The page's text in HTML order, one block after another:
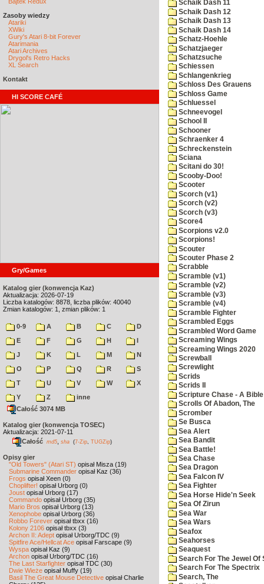
Zasoby wiedzy
Atariki
XWiki
Gury's Atari 8-bit Forever
Atarimania
Atari Archives
Drygol's Retro Hacks
XL Search
Kontakt
HI SCORE CAFÉ
Gry/Games
Katalog gier (konwencja Kaz)
Aktualizacja: 2026-07-19
Liczba katalogów: 8878, liczba plików: 40040
Zmian katalogów: 1, zmian plików: 1
0-9 A B C
D
E
F G H
I
J
K L M
N
O
P Q R
S
T
U V W
X
Y
Z
inne
Całość 3074 MB
Katalog gier (konwencja TOSEC)
Aktualizacja: 2021-07-11
Całość md5 sha (7-Zip TUGZip)
Opisy gier
"Old Towers" (Atari ST) opisał Misza (19)
Submarine Commander opisał Kaz (36)
Frogs opisał Xeen (0)
Choplifter! opisał Urborg (0)
Joust opisał Urborg (17)
Commando opisał Urborg (35)
Mario Bros opisał Urborg (13)
Xenophobe opisał Urborg (36)
Robbo Forever opisał tbxx (16)
Kolony 2106 opisał tbxx (3)
Archon II: Adept opisał Urborg/TDC (9)
Spitfire Ace/Hellcat Ace opisał Farscape (9)
Wyspa opisał Kaz (9)
Archon opisał Urborg/TDC (16)
The Last Starfighter opisał TDC (30)
Dwie Wieże opisał Muffy (19)
Basil The Great Mouse Detective opisał Charlie
Schaik Dash 11
Schaik Dash 12
Schaik Dash 13
Schaik Dash 14
Schatz-Hoehle
Schatzjaeger
Schatzsuche
Schiessen
Schlangenkrieg
Schloss Des Grauens
Schloss Game
Schluessel
Schneevogel
School II
Schooner
Schraenker 4
Schreckenstein
Sciana
Scitani do 30!
Scooby-Doo!
Scooter
Scorch (v1)
Scorch (v2)
Scorch (v3)
Score4
Scorpions v2.0
Scorpions!
Scouter
Scouter Phase 2
Scrabble
Scramble (v1)
Scramble (v2)
Scramble (v3)
Scramble (v4)
Scramble Fighter
Scrambled Eggs
Scrambled Word Game
Screaming Wings
Screaming Wings 2020
Screwball
Screwlight
Scrids
Scrids II
Scripture Chase - A Bible
Scrolls Of Abadon, The
Scromber
Se Busca
Sea Alert
Sea Bandit
Sea Battle!
Sea Chase
Sea Dragon
Sea Falcon IV
Sea Fighter
Sea Horse Hide'n Seek
Sea Of Zirun
Sea War
Sea Wars
Seafox
Seahorses
Seaquest
Search For The Jewel Of
Search For The Spectrix
Search, The